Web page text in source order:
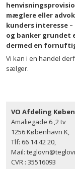
mæglere eller
kunders interesse
og banker grundet
dermed en
Vi kan i en handel
sælger.
VO Afdeling
Amaliegade 6 ,2 tv
1256 København K,
Tlf: 66 14 42 20,
Mail:
CVR : 35516093